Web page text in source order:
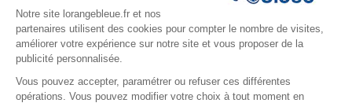
Hammam
Sauna
Plateforme de Gestion du
Notre site lorangebleue.fr et nos
partenaires utilisent des cookies pour compter le nombre de visites,
améliorer votre expérience sur notre site et vous proposer de la
publicité personnalisée.
Vous pouvez accepter, paramétrer ou refuser ces différentes
opérations. Vous pouvez modifier votre choix à tout moment en
Axeptio consent